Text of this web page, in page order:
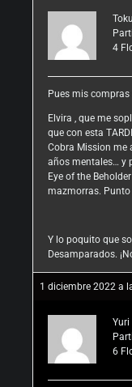
4
Pues mis compras
Elvira , que me
que con esta
Cobra Mission me
años mentales… y
Eye of the
mazmorras.
Y lo poquito que
Desamparados.
1 diciembre 2022 a
Yuri
6